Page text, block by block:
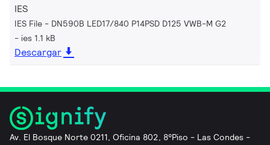
IES
IES File - DN590B LED17/840 P14PSD D125 VWB-M G2
ies 1.1 kB
Descargar
Av. El Bosque Norte 0211, Oficina 802, 8°Piso - Las Condes -